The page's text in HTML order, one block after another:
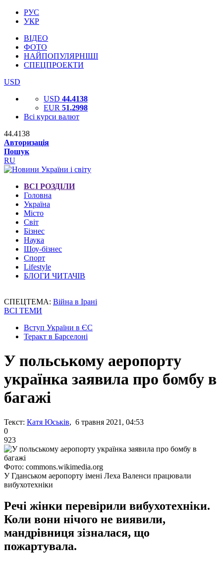
РУС
УКР
ВІДЕО
ФОТО
НАЙПОПУЛЯРНІШІ
СПЕЦПРОЕКТИ
USD
USD 44.4138
EUR 51.2998
Всі курси валют
44.4138
Авторизація
Пошук
RU
ВСІ РОЗДІЛИ
Головна
Україна
Місто
Світ
Бізнес
Наука
Шоу-бізнес
Спорт
Lifestyle
БЛОГИ ЧИТАЧІВ
СПЕЦТЕМА: Війна в Ірані
ВСІ ТЕМИ
Вступ України в ЄС
Теракт в Барселоні
У польському аеропорту
українка заявила про бомбу в
багажі
Текст: Катя Юськів, 6 травня 2021, 04:53
0
923
Фото: commons.wikimedia.org
У Гданськом аеропорту імені Леха Валенси працювали
вибухотехніки
Речі жінки перевірили вибухотехніки.
Коли вони нічого не виявили,
мандрівниця зізналася, що
пожартувала.